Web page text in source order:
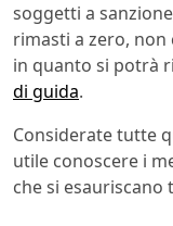
soggetti a
rimasti a zero,
in quanto si potrà
di guida.
Considerate tutte
utile conoscere i
che si esauriscano